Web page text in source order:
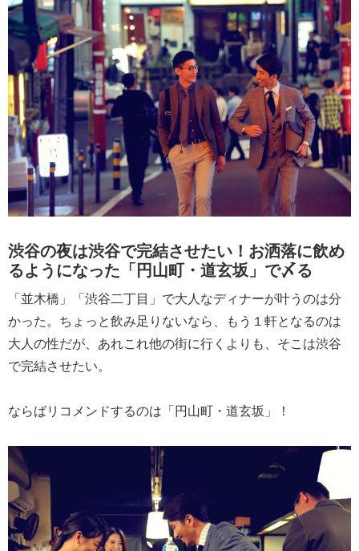
渋谷の夜は渋谷で完結させたい！お洒落に飲め
るようになった「円山町・道玄坂」で〆る
「並木橋」「渋谷二丁目」で大人なディナーが叶うのは分
かった。ちょっと飲み足りないなら、もう１軒となるのは
大人の性だが、あれこれ他の街に行くよりも、そこは渋谷
で完結させたい。
ならばリコメンドするのは「円山町・道玄坂」！